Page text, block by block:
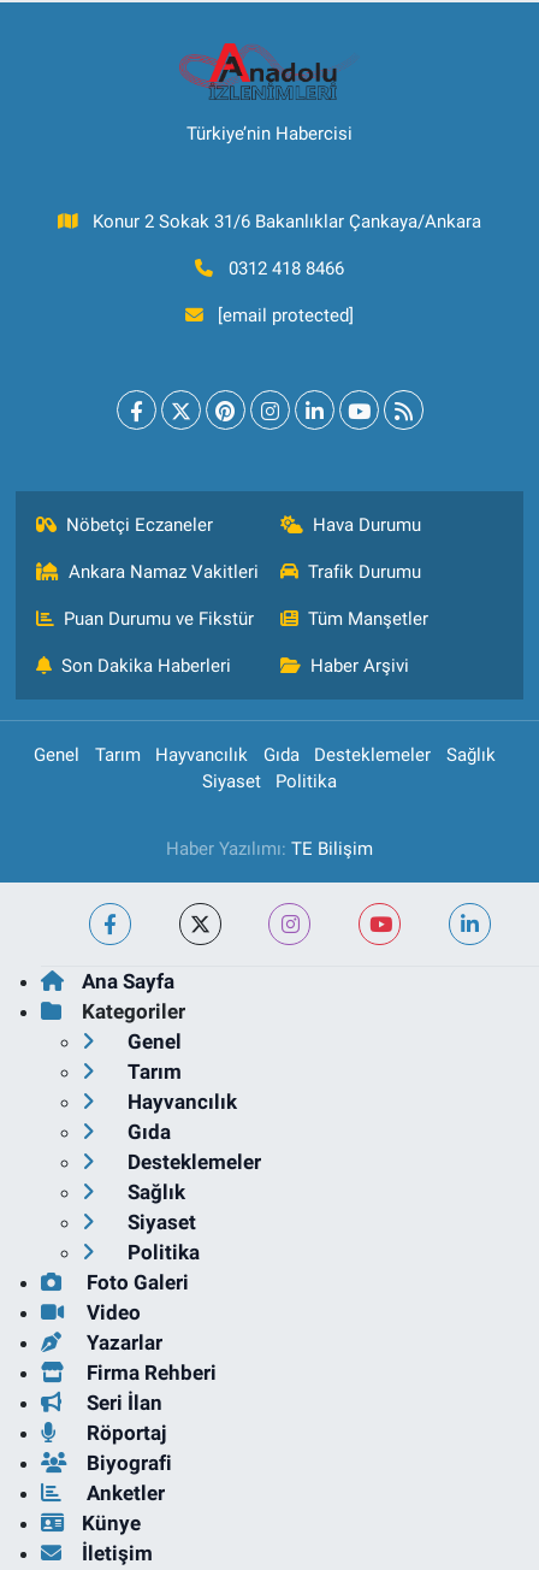
Türkiye’nin Habercisi
Konur 2 Sokak 31/6 Bakanlıklar Çankaya/Ankara
0312 418 8466
[email protected]
Nöbetçi Eczaneler Hava Durumu
Ankara Namaz Vakitleri Trafik Durumu
Puan Durumu ve Fikstür Tüm Manşetler
Son Dakika Haberleri Haber Arşivi
Genel Tarım Hayvancılık Gıda Desteklemeler
Sağlık
Siyaset
Politika
Haber Yazılımı: TE Bilişim
Ana Sayfa
Kategoriler
Genel
Tarım
Hayvancılık
Gıda
Desteklemeler
Sağlık
Siyaset
Politika
Foto Galeri
Video
Yazarlar
Firma Rehberi
Seri İlan
Röportaj
Biyografi
Anketler
Künye
İletişim